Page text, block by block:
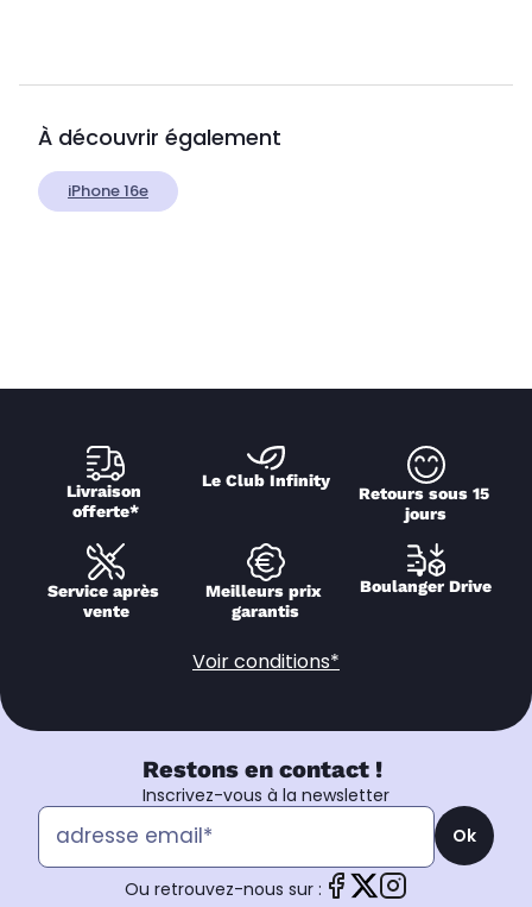
À découvrir également
iPhone 16e
Livraison
offerte*
Le Club Infinity
Retours sous 15
jours
Service après
vente
Meilleurs prix
garantis
Boulanger Drive
Voir conditions*
Restons en contact !
Inscrivez-vous à la newsletter
Ok
Ou retrouvez-nous sur :